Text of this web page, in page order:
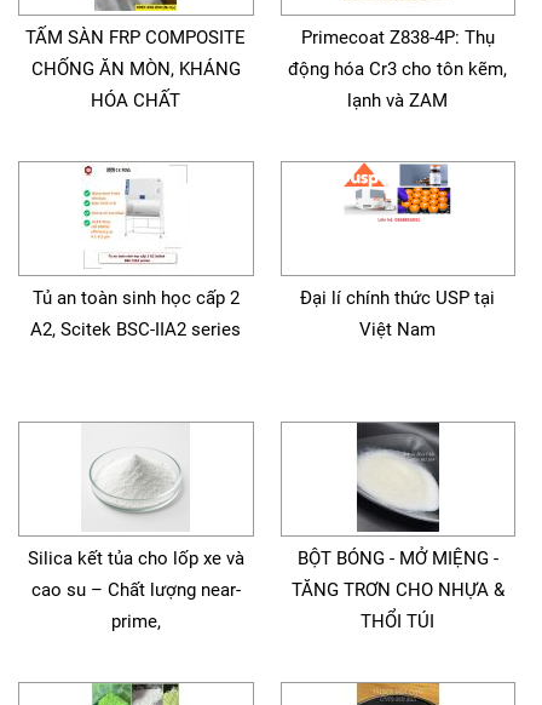
TẤM SÀN FRP COMPOSITE
CHỐNG ĂN MÒN, KHÁNG
HÓA CHẤT
Primecoat Z838-4P: Thụ
động hóa Cr3 cho tôn kẽm,
lạnh và ZAM
Tủ an toàn sinh học cấp 2
A2, Scitek BSC-IIA2 series
Đại lí chính thức USP tại
Việt Nam
Silica kết tủa cho lốp xe và
cao su – Chất lượng near-
prime,
BỘT BÓNG - MỞ MIỆNG -
TĂNG TRƠN CHO NHỰA &
THỔI TÚI